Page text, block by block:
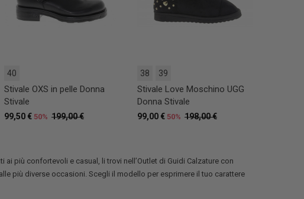
40
Stivale OXS in pelle Donna
Stivale
199,00 €
99,50 € 50%
38 39
Stivale Love Moschino UGG
Donna Stivale
198,00 €
99,00 € 50%
più confortevoli e casual, li trovi nell’Outlet di Guidi Calzature con
più diverse occasioni. Scegli il modello per esprimere il tuo carattere